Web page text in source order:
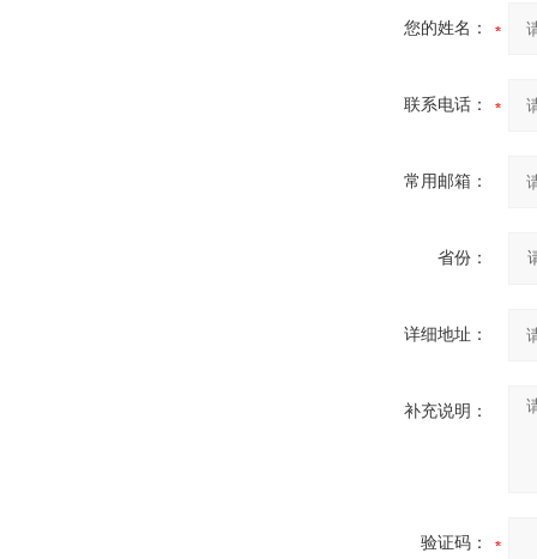
您的姓名：
联系电话：
常用邮箱：
省份：
详细地址：
补充说明：
验证码：